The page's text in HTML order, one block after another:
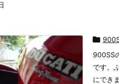

900SS
です。
にでき